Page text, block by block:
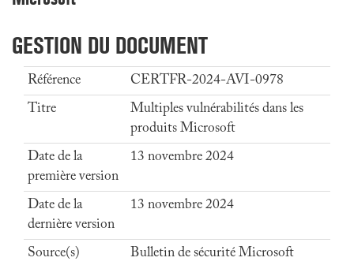
GESTION DU DOCUMENT
Référence
CERTFR-2024-AVI-0978
Titre
Multiples vulnérabilités dans les
produits Microsoft
Date de la
première version
13 novembre 2024
Date de la
dernière version
13 novembre 2024
Source(s)
Bulletin de sécurité Microsoft